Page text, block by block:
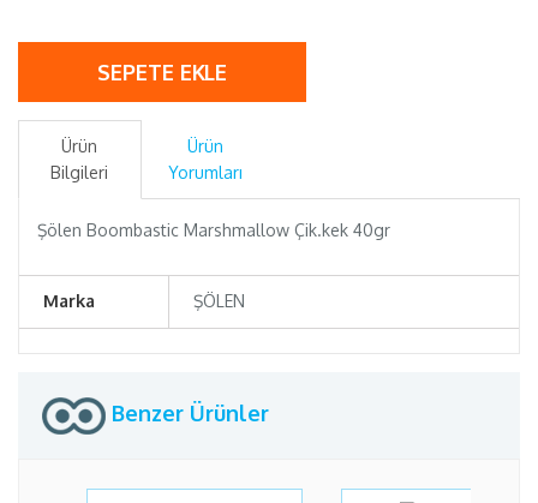
SEPETE EKLE
Ürün
Bilgileri
Ürün
Yorumları
Şölen Boombastic Marshmallow Çik.kek 40gr
Marka ŞÖLEN
Benzer Ürünler